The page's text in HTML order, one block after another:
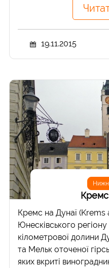
19.11.2015
Кремс на Дунаї
Юнесківського
кілометрової долини
та Мельк оточеної
яких вкриті